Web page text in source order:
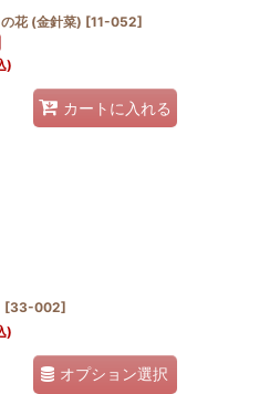
花 (金針菜) [11-052]
)
カートに入れる
[33-002]
)
オプション選択